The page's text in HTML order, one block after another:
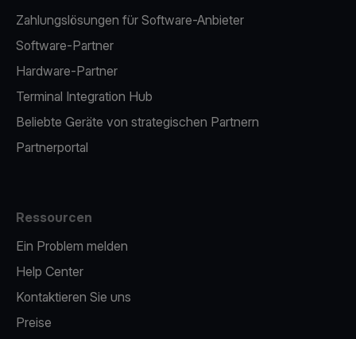
Zahlungslösungen für Software-Anbieter
Software-Partner
Hardware-Partner
Terminal Integration Hub
Beliebte Geräte von strategischen Partnern
Partnerportal
Ressourcen
Ein Problem melden
Help Center
Kontaktieren Sie uns
Preise